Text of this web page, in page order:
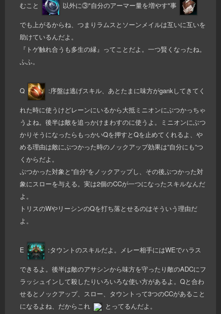
むこと 以外に③"自分のアーマー量を増やす"事
でも上がるからね、つまりラムスとソーンメイルは互いに互いを
助けているんだよ。
『トゲ触れ合うも多生の縁』ってことだよ。一つ賢くなったね。
ふふ。
Q :序盤は逃げスキル、あとたまに味方がgankしてきてく
れた時に使うけどレーンにいるから大抵ミニオンにぶつかっちゃ
うよね。後半は敵を追っかけまわすのに使うよ。ミニオンにぶつ
かりそうになったらもっかいQを押すとQを止めてくれるよ、や
める理由は敵にぶつかった時のノックアップ効果は”自分にも”つ
くからだよ。
ぶつかった対象と”自分”をノックアップし、その後ぶつかった対
象にスローを与える。実は2個のCCが一つになったスキルなんだ
よ。
トリスのWやリーシンのQを打ち落とせるのはそういう理由だ
よ。
E :タウントのスキルだよ。メレー相手にはWEでハラス
できるよ。後半は敵のアサシンから味方を守ったり敵のADCにフ
ラッシュインして殺したりいろいろな使い方があるよ。Qと合わ
せるとノックアップ、スロー、タウントって3つのCCがあること
になるよね、だからこれ
とってるんだよ。